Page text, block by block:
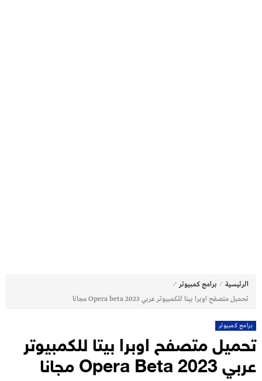
الرئيسية ⁄ برامج كمبيوتر ⁄
تحميل متصفح اوبرا بيتا للكمبيوتر عربي 2023 Opera beta مجانا
برامج كمبيوتر
تحميل متصفح اوبرا بيتا للكمبيوتر
عربي 2023 Opera Beta مجانا